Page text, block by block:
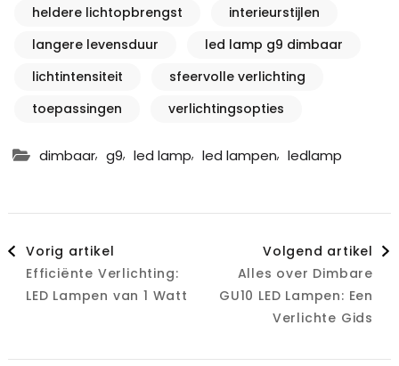
heldere lichtopbrengst
interieurstijlen
langere levensduur
led lamp g9 dimbaar
lichtintensiteit
sfeervolle verlichting
toepassingen
verlichtingsopties
dimbaar, g9, led lamp, led lampen, ledlamp
Berichtnavigatie
Vorig artikel
Efficiënte Verlichting:
LED Lampen van 1 Watt
Volgend artikel
Alles over Dimbare
GU10 LED Lampen: Een
Verlichte Gids